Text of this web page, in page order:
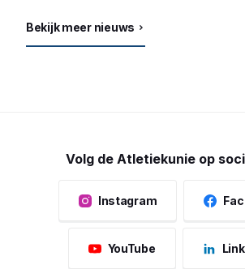
Bekijk meer nieuws
Volg de Atletiekunie op
Instagram
YouTube